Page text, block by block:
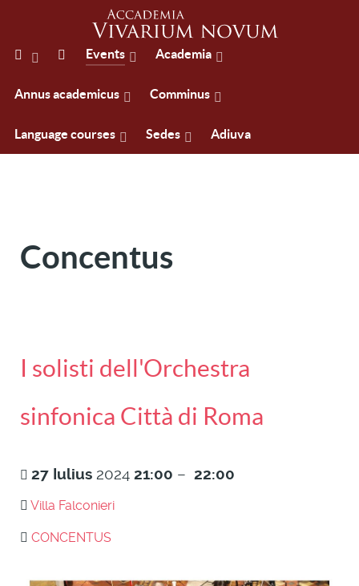
Events Academia
Annus academicus Comminus
Language courses Sedes Adiuva
Concentus
I solisti dell'Orchestra
sinfonica Città di Roma
27 Iulius 2024 21:00 – 22:00
Villa Falconieri
CONCENTUS